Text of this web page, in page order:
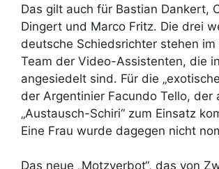
Das gilt auch für Bastian Dankert,
Dingert und Marco Fritz. Die drei
deutsche Schiedsrichter stehen
Team der Video-Assistenten, die
angesiedelt sind. Für die
der Argentinier Facundo Tello, der
„Austausch-Schiri“ zum Einsatz
Eine Frau wurde dagegen nicht
Das neue „Motzverbot“, das von